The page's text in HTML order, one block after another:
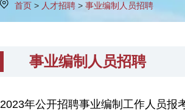
首页 > 人才招聘 > 事业编制人员招聘
事业编制人员招聘
2023年公开招聘事业编制工作人员报